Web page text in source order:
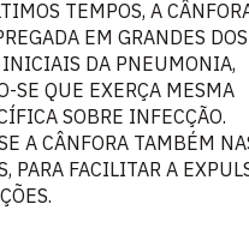
TEMPOS, A
EM GRANDES
INICIAIS DA PNEUMONIA,
SE QUE EXERÇA MESMA
SOBRE INFECÇÃO.
A CÂNFORA TAMBÉM
PARA FACILITAR A